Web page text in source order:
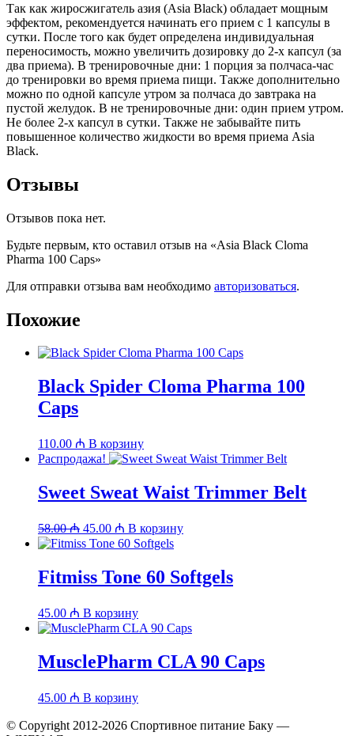
Так как жиросжигатель азия (Asia Black) обладает мощным
эффектом, рекомендуется начинать его прием с 1 капсулы в
сутки. После того как будет определена индивидуальная
переносимость, можно увеличить дозировку до 2-х капсул (за
два приема). В тренировочные дни: 1 порция за полчаса-час
до тренировки во время приема пищи. Также дополнительно
можно по одной капсуле утром за полчаса до завтрака на
пустой желудок. В не тренировочные дни: один прием утром.
Не более 2-х капсул в сутки. Также не забывайте пить
повышенное количество жидкости во время приема Asia
Black.
Отзывы
Отзывов пока нет.
Будьте первым, кто оставил отзыв на «Asia Black Cloma
Pharma 100 Caps»
Для отправки отзыва вам необходимо авторизоваться.
Похожие
Black Spider Cloma Pharma 100
Caps
110.00 ₼ В корзину
Распродажа!
Sweet Sweat Waist Trimmer Belt
58.00₼ Первоначальная
цена
составляла
58.00 ₼.
45.00 ₼ Текущая
цена:
В корзину
Fitmiss Tone 60 Softgels
45.00 ₼ В корзину
MusclePharm CLA 90 Caps
45.00 ₼ В корзину
© Copyright 2012-2026 Спортивное питание Баку —